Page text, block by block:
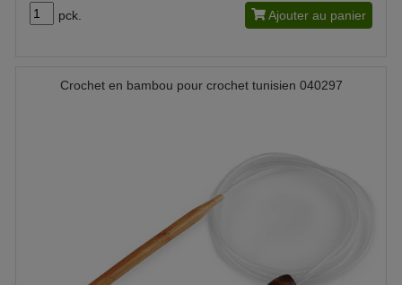
pck. Ajouter au panier
Crochet en bambou pour crochet tunisien 040297